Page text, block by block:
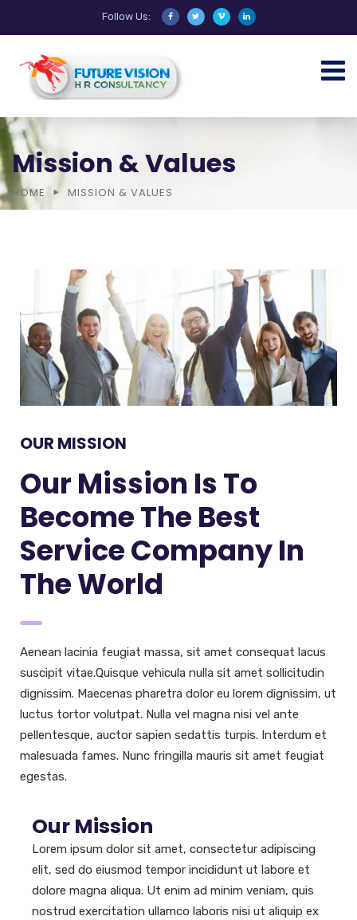
Follow Us:
Mission & Values
HOME MISSION & VALUES
OUR MISSION
Our Mission Is To
Become The Best
Service Company In
The World
Aenean lacinia feugiat massa, sit amet consequat lacus
suscipit vitae.Quisque vehicula nulla sit amet sollicitudin
dignissim. Maecenas pharetra dolor eu lorem dignissim, ut
luctus tortor volutpat. Nulla vel magna nisi vel ante
pellentesque, auctor sapien sedattis turpis. Interdum et
malesuada fames. Nunc fringilla mauris sit amet feugiat
egestas.
Our Mission
Lorem ipsum dolor sit amet, consectetur adipiscing
elit, sed do eiusmod tempor incididunt ut labore et
dolore magna aliqua. Ut enim ad minim veniam, quis
nostrud exercitation ullamco laboris nisi ut aliquip ex